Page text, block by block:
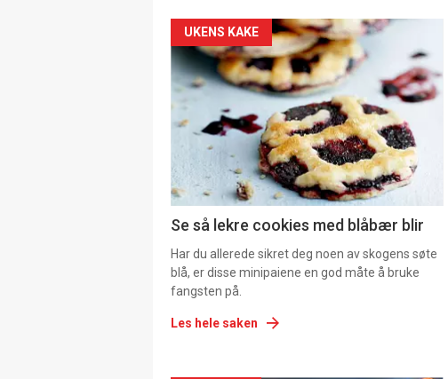
UKENS KAKE
Se så lekre cookies med blåbær blir
Har du allerede sikret deg noen av skogens søte
blå, er disse minipaiene en god måte å bruke
fangsten på.
Les hele saken